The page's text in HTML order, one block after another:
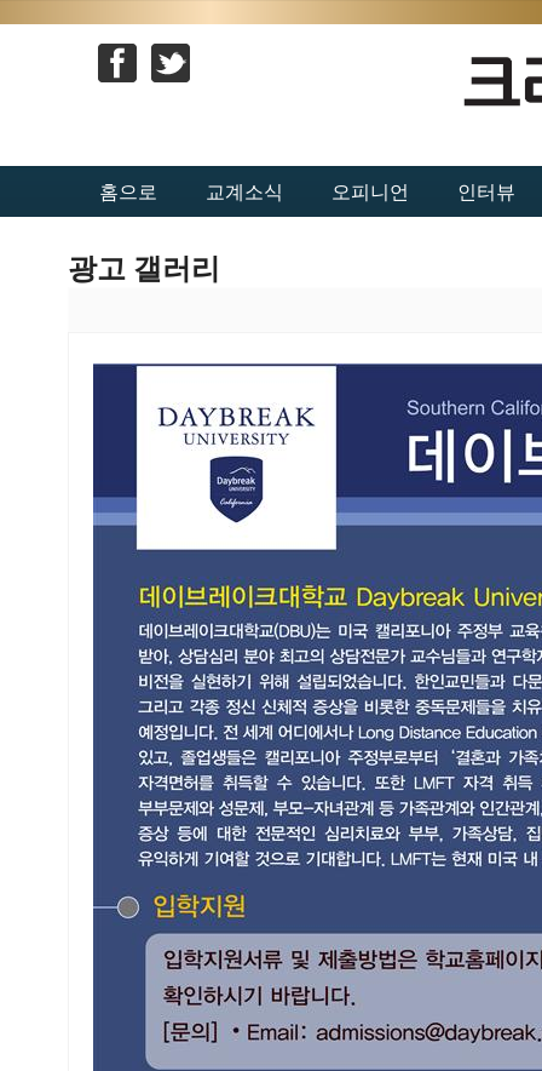
홈으로 교계소식 오피니언 인터뷰
광고 갤러리